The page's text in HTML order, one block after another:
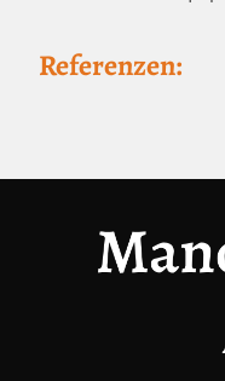
Referenzen:
Stadt Remseck,